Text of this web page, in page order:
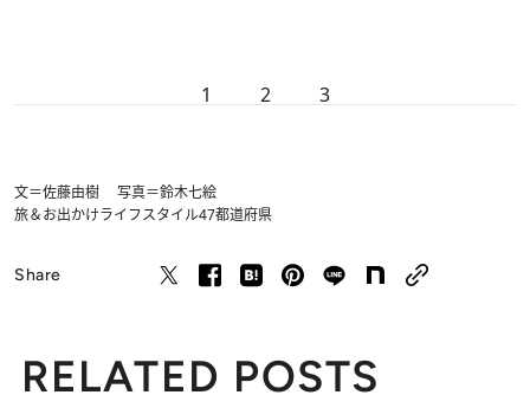
1 2 3
文＝佐藤由樹 写真＝鈴木七絵
旅＆お出かけライフスタイル47都道府県
Share
RELATED POSTS